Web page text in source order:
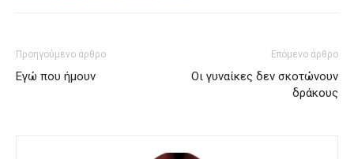
Προηγούμενο άρθρο
Εγώ που ήμουν
Επόμενο άρθρο
Οι γυναίκες δεν σκοτώνουν
δράκους